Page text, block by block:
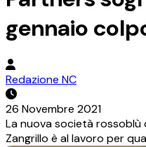
gennaio
Redazione NC
26 Novembre 2021
La nuova società
Zangrillo è al lavoro per